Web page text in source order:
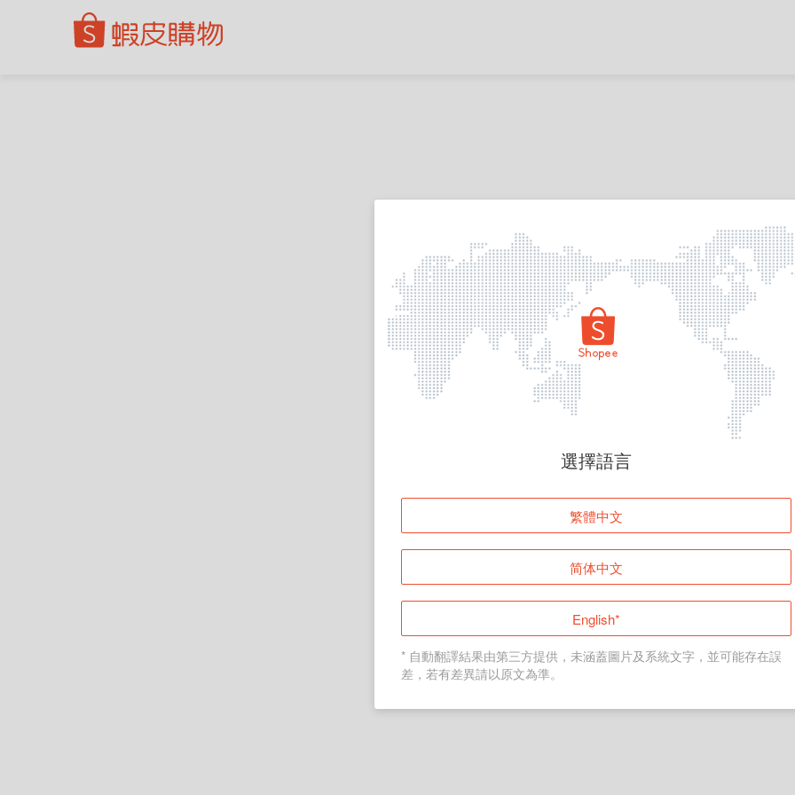
頁面無法顯示
登入
返回首頁
選擇語言
繁體中文
简体中文
English*
* 自動翻譯結果由第三方提供，未涵蓋圖片及系統文字，並可能存在誤
差，若有差異請以原文為準。